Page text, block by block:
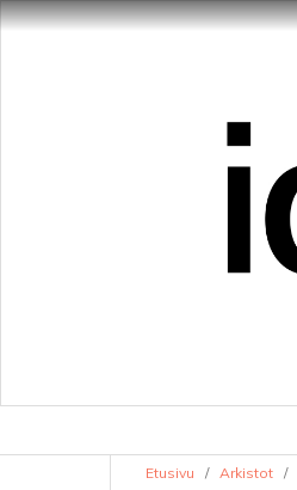
Etusivu / Arkistot /